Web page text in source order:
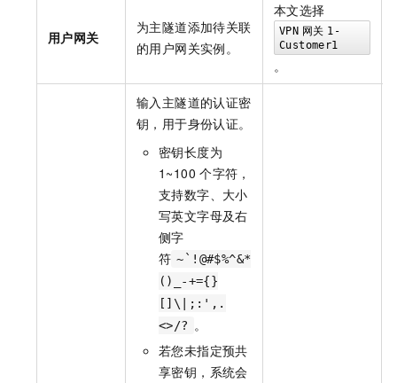
用户网关
为主隧道添加待关联
的用户网关实例。
本文选择
VPN 网关 1-
Customer1
。
输入主隧道的认证密
钥，用于身份认证。
密钥长度为
1~100 个字符，
支持数字、大小
写英文字母及右
侧字
符 ~`!@#$%^&*
()_-+={}
[]\|;:',.
<>/? 。
若您未指定预共
享密钥，系统会